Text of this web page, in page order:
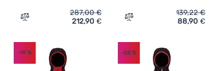
Zum Vergleich 'Damenmantel High Point Rivera Lady
287,00€
212,90 € Zum Vergleich
139,22€
88,90 €
-19 % -28%